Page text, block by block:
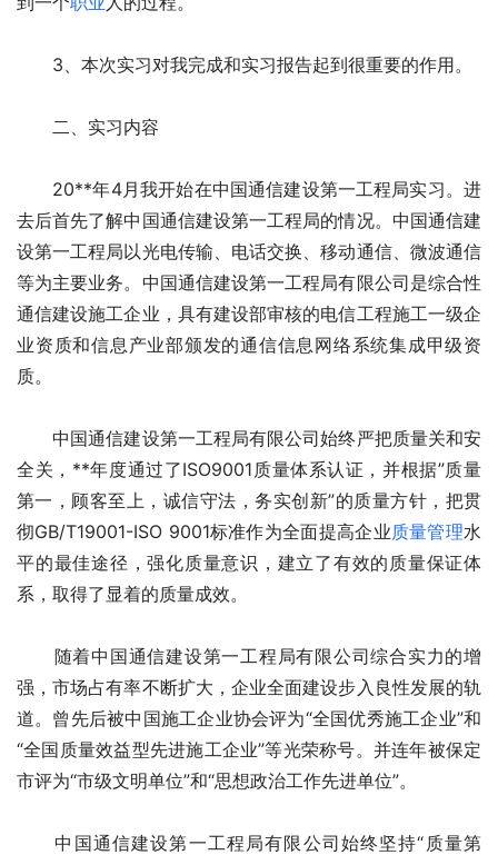
3、本次实习对我完成和实习报告起到很重要的作用。
二、实习内容
20**年4月我开始在中国通信建设第一工程局实习。进
去后首先了解中国通信建设第一工程局的情况。中国通信建
设第一工程局以光电传输、电话交换、移动通信、微波通信
等为主要业务。中国通信建设第一工程局有限公司是综合性
通信建设施工企业，具有建设部审核的电信工程施工一级企
业资质和信息产业部颁发的通信信息网络系统集成甲级资
质。
中国通信建设第一工程局有限公司始终严把质量关和安
全关，**年度通过了ISO9001质量体系认证，并根据”质量
第一，顾客至上，诚信守法，务实创新”的质量方针，把贯
彻GB/T19001-ISO 9001标准作为全面提高企业质量管理水
平的最佳途径，强化质量意识，建立了有效的质量保证体
系，取得了显着的质量成效。
随着中国通信建设第一工程局有限公司综合实力的增
强，市场占有率不断扩大，企业全面建设步入良性发展的轨
道。曾先后被中国施工企业协会评为“全国优秀施工企业”和
“全国质量效益型先进施工企业”等光荣称号。并连年被保定
市评为“市级文明单位”和“思想政治工作先进单位”。
中国通信建设第一工程局有限公司始终坚持“质量第